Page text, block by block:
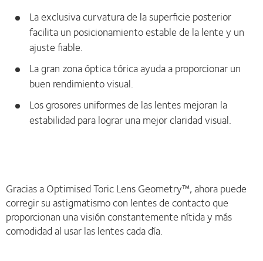
La exclusiva curvatura de la superficie posterior
facilita un posicionamiento estable de la lente y un
ajuste fiable.
La gran zona óptica tórica ayuda a proporcionar un
buen rendimiento visual.
Los grosores uniformes de las lentes mejoran la
estabilidad para lograr una mejor claridad visual.
Gracias a Optimised Toric Lens Geometry™, ahora puede
corregir su astigmatismo con lentes de contacto que
proporcionan una visión constantemente nítida y más
comodidad al usar las lentes cada día.